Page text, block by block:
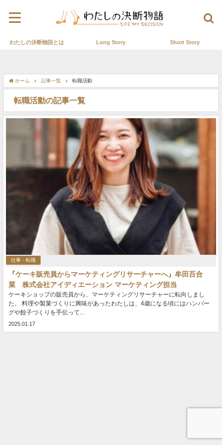
わたしの決断物語とは Long Story Short Story
ホーム 記事一覧 転職活動
転職活動の記事一覧
仕事・転職
『ケーキ販売員からマーケティングリサーチャーへ』牟田百合
菜 株式会社アイディエーション マーケティング担当
ケーキショップの販売員から、マーケティングリサーチャーに転向しまし
た。 料理や製菓づくりに興味があったわたしは、4歳になる頃にはハンバー
グや餃子づくりを手伝って...
2025.01.17